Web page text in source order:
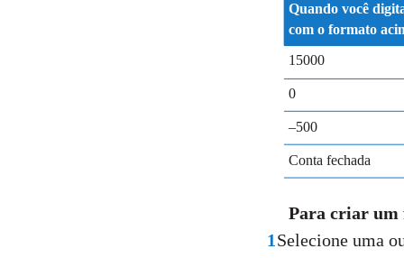
Quando você
com o formato
15000
0
–500
Conta fechada
Para criar um
1 Selecione uma